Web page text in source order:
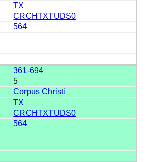
TX
CRCHTXTUDS0
564
361-694
5
Corpus Christi
TX
CRCHTXTUDS0
564